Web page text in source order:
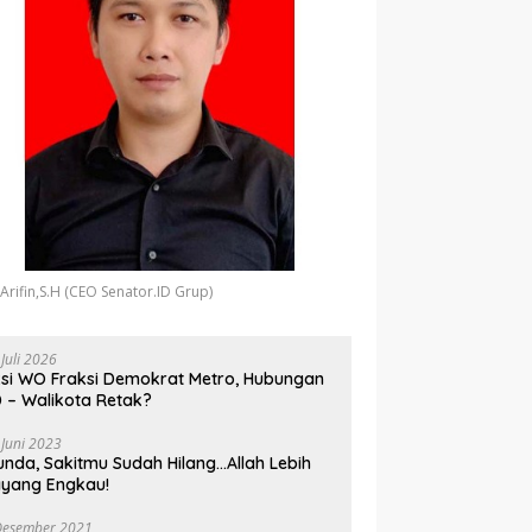
(CEO Senator.ID Grup)
2026
WO Fraksi Demokrat Metro, Hubungan
– Walikota Retak?
2023
Sakitmu Sudah Hilang…Allah Lebih
Engkau!
2021